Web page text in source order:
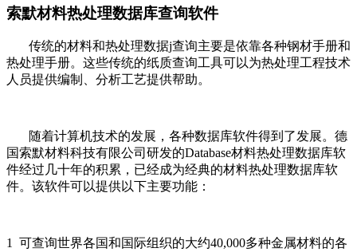
索默材料热处理数据库查询软件
传统的材料和热处理数据j查询主要是依靠各种钢材手册和
热处理手册。这些传统的纸质查询工具可以为热处理工程技术
人员提供编制、分析工艺提供帮助。
随着计算机技术的发展，各种数据库软件得到了发展。德
国索默材料科技有限公司研发的Database材料热处理数据库软
件经过几十年的积累，已经成为经典的材料热处理数据库软
件。该软件可以提供以下主要功能：
1 可查询世界各国和国际组织的大约40,000多种金属材料的各